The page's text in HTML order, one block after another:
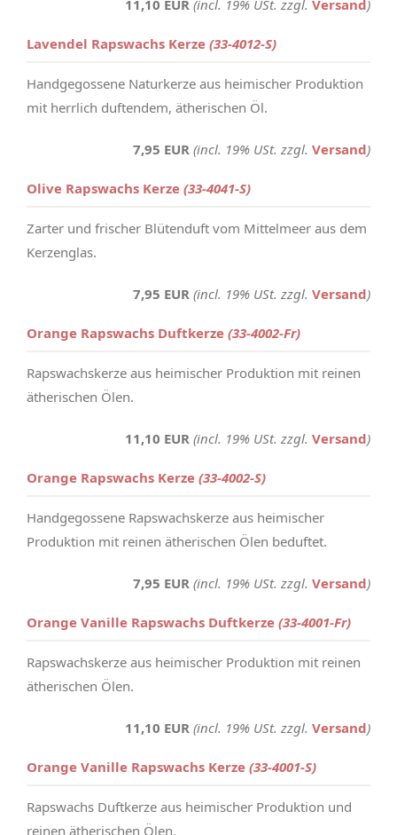
11,10 EUR (incl. 19% USt. zzgl. Versand )
Lavendel Rapswachs Kerze (33-4012-S)
Handgegossene Naturkerze aus heimischer Produktion
mit herrlich duftendem, ätherischen Öl.
7,95 EUR (incl. 19% USt. zzgl. Versand)
Olive Rapswachs Kerze (33-4041-S)
Zarter und frischer Blütenduft vom Mittelmeer aus dem
Kerzenglas.
7,95 EUR (incl. 19% USt. zzgl. Versand)
Orange Rapswachs Duftkerze (33-4002-Fr)
Rapswachskerze aus heimischer Produktion mit reinen
ätherischen Ölen.
11,10 EUR (incl. 19% USt. zzgl. Versand)
Orange Rapswachs Kerze (33-4002-S)
Handgegossene Rapswachskerze aus heimischer
Produktion mit reinen ätherischen Ölen beduftet.
7,95 EUR (incl. 19% USt. zzgl. Versand)
Orange Vanille Rapswachs Duftkerze (33-4001-Fr)
Rapswachskerze aus heimischer Produktion mit reinen
ätherischen Ölen.
11,10 EUR (incl. 19% USt. zzgl. Versand)
Orange Vanille Rapswachs Kerze (33-4001-S)
Rapswachs Duftkerze aus heimischer Produktion und
reinen ätherischen Ölen.